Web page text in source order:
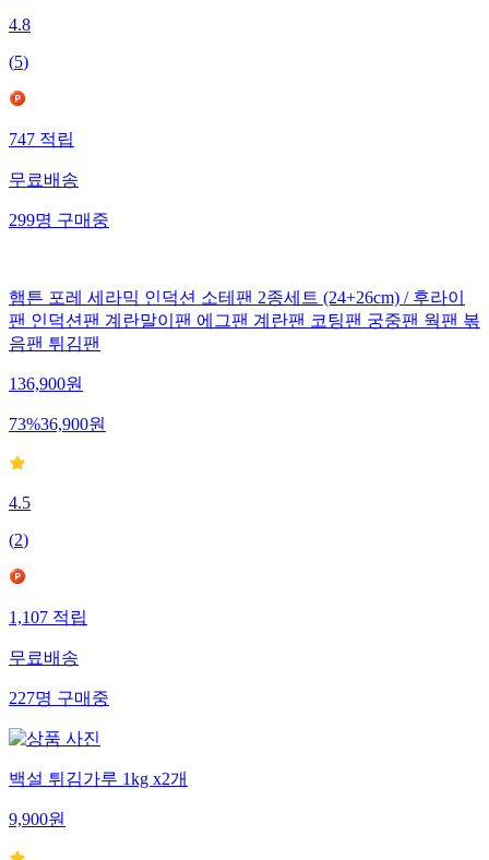
4.8
(5)
747적립
무료배송
299명구매중
햄튼 포레 세라믹 인덕션 소테팬 2종세트 (24+26cm) / 후라이
팬 인덕션팬 계란말이팬 에그팬 계란팬 코팅팬 궁중팬 웍팬 볶
음팬 튀김팬
136,900원
73%36,900원
4.5
(2)
1,107적립
무료배송
227명구매중
백설 튀김가루 1kg x2개
9,900원